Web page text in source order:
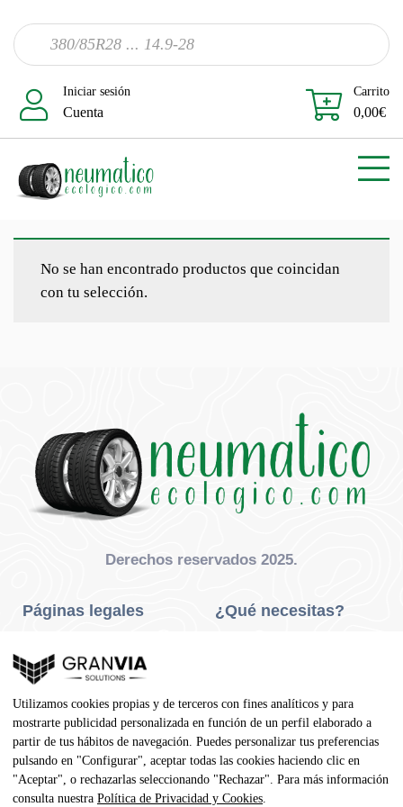
Iniciar sesión
Cuenta
Carrito
0,00€
No se han encontrado productos que coincidan
con tu selección.
Derechos reservados 2025.
Páginas legales
Privacidad Y Cookies
Aviso Legal
Condiciones De Compra
Contacto
¿Qué necesitas?
Neumáticos Agrícola
Dirección
Utilizamos cookies propias y de terceros con fines analíticos y para
mostrarte publicidad personalizada en función de un perfil elaborado a
partir de tus hábitos de navegación. Puedes personalizar tus preferencias
pulsando en "Configurar", aceptar todas las cookies haciendo clic en
"Aceptar", o rechazarlas seleccionando "Rechazar". Para más información
consulta nuestra Política de Privacidad y Cookies.